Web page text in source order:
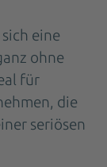
eine
ohne
für
die
seriösen